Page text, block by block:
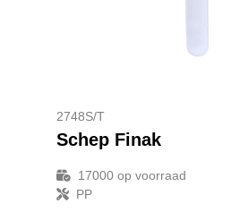
2748S/T
Schep Finak
17000op voorraad
PP